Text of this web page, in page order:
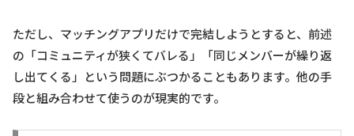
ただし、マッチングアプリだけで完結しようとすると、前述
の「コミュニティが狭くてバレる」「同じメンバーが繰り返
し出てくる」という問題にぶつかることもあります。他の手
段と組み合わせて使うのが現実的です。